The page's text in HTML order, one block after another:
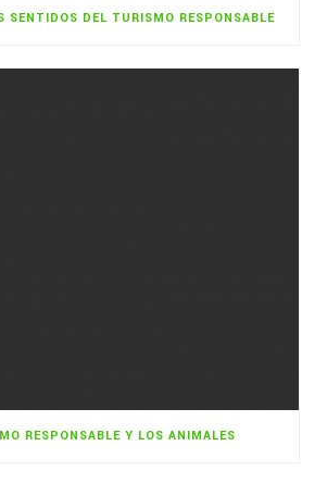
SENTIDOS DEL TURISMO RESPONSABLE
RESPONSABLE Y LOS ANIMALES